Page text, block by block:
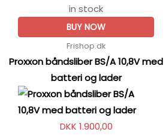
in stock
BUY NOW
Frishop.dk
Proxxon båndsliber BS/A 10,8V med
batteri og lader
DKK 1.900,00